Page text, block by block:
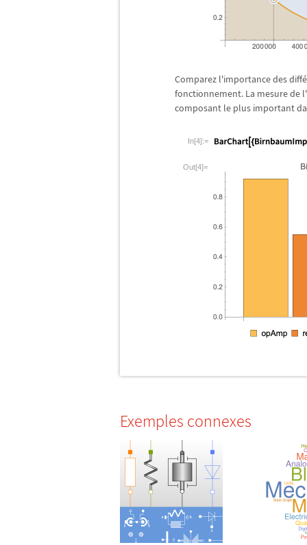
Comparez l'importance des diffé
fonctionnement. La mesure de
composant le plus important
In[4]:=
Out[4]=
Exemples connexes